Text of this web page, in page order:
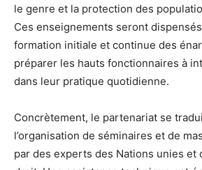
le genre et la protection des
Ces enseignements seront
formation initiale et continue des
préparer les hauts fonctionnaires à
dans leur pratique quotidienne.
Concrètement, le partenariat se
l’organisation de séminaires et de
par des experts des Nations unies et